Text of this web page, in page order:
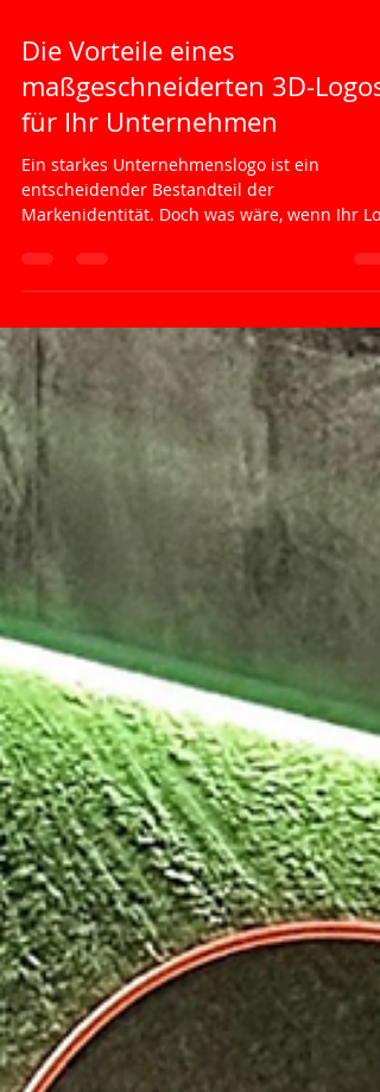
19. Okt. 2024
Die Vorteile eines
maßgeschneiderten 3D-Logos
für Ihr Unternehmen
Ein starkes Unternehmenslogo ist ein
entscheidender Bestandteil der